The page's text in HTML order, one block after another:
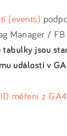
(events)
Manager /
jsou
událostí v
měření z